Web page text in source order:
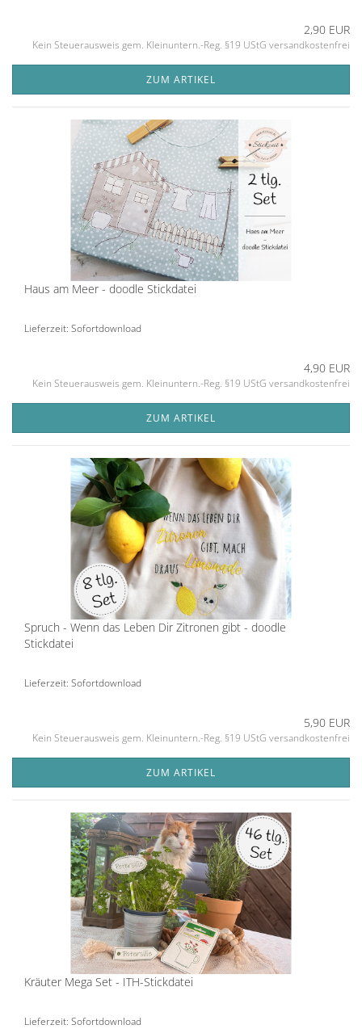
2,90 EUR
Kein Steuerausweis gem. Kleinuntern.-Reg. §19 UStG versandkostenfrei
ZUM ARTIKEL
Haus am Meer - doodle Stickdatei
Lieferzeit: Sofortdownload
4,90 EUR
Kein Steuerausweis gem. Kleinuntern.-Reg. §19 UStG versandkostenfrei
ZUM ARTIKEL
Spruch - Wenn das Leben Dir Zitronen gibt - doodle
Stickdatei
Lieferzeit: Sofortdownload
5,90 EUR
Kein Steuerausweis gem. Kleinuntern.-Reg. §19 UStG versandkostenfrei
ZUM ARTIKEL
Kräuter Mega Set - ITH-Stickdatei
Lieferzeit: Sofortdownload